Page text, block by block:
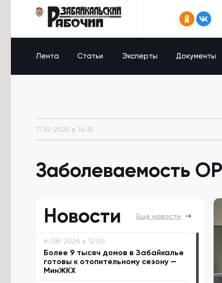
Лента Статьи Эксперты Документы
7/10/2025 в 14:35
Заболеваемость
Новости
Еще новости
6/08/2026 в 12:00
Более 9 тысяч домов в Забайкалье
готовы к отопительному сезону —
МинЖКХ